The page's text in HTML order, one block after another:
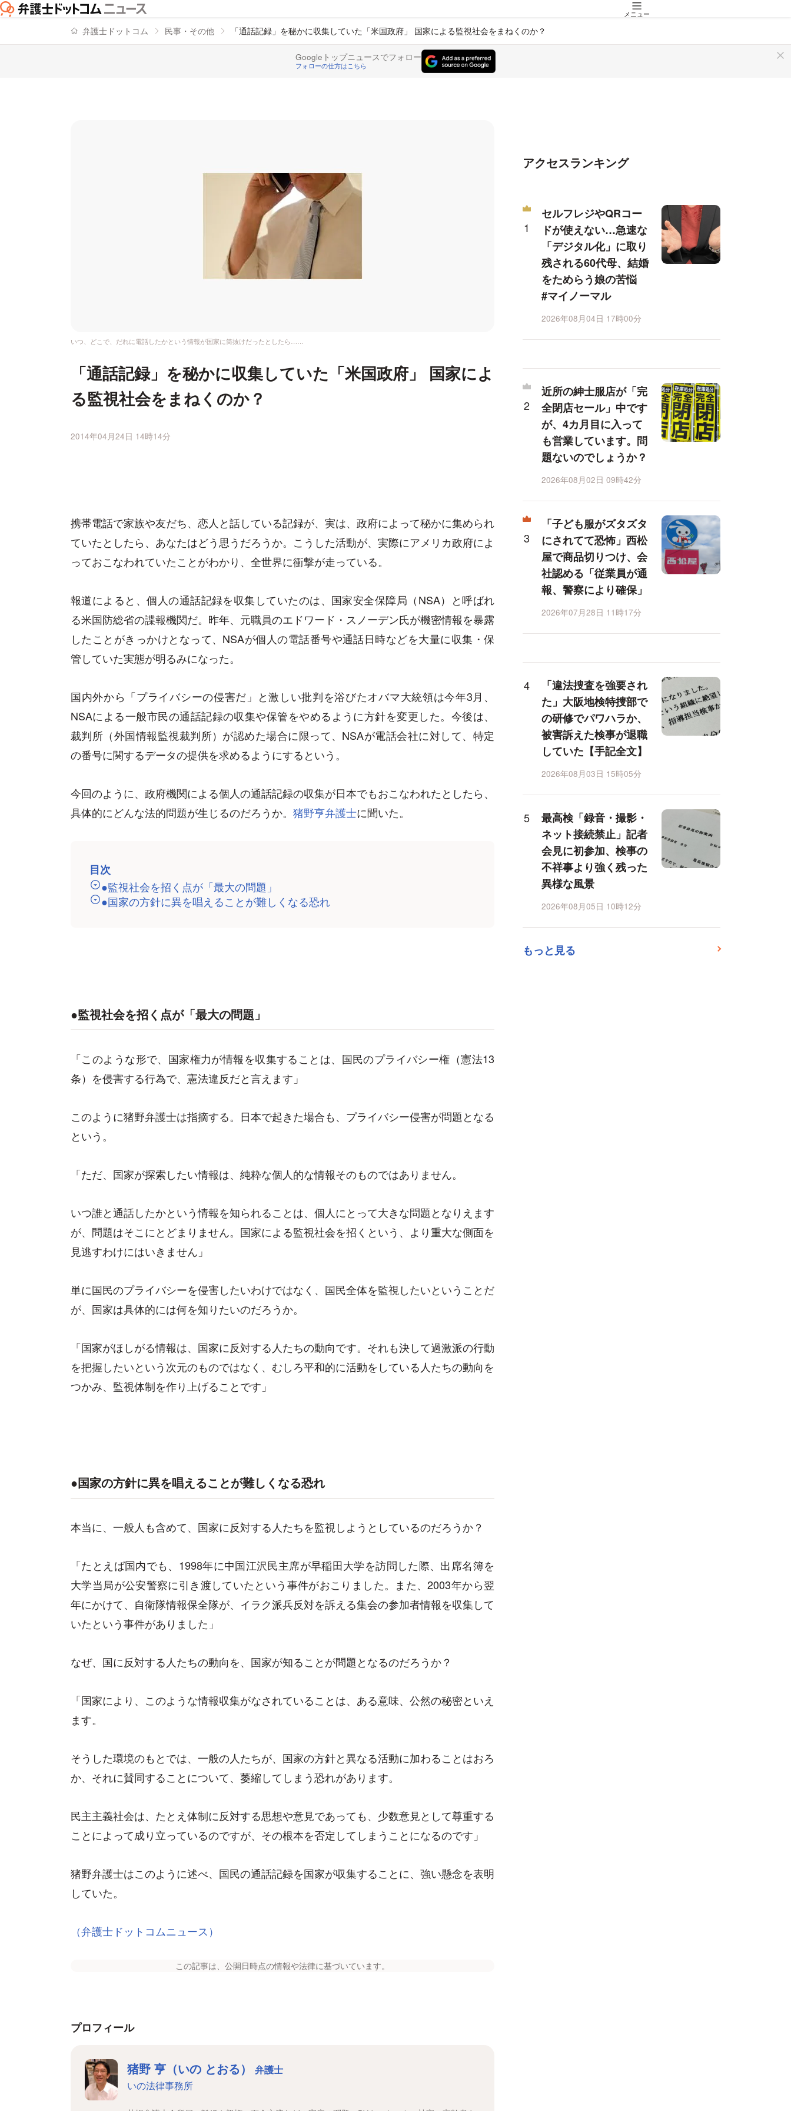
メニュー
弁護士ドットコム 民事・その他 「通話記録」を秘かに収集していた「米国政府」 国家による監視社会をまねくのか？
Googleトップニュースでフォロー
フォローの仕方はこちら
いつ、どこで、だれに電話したかという情報が国家に筒抜けだったとしたら……
「通話記録」を秘かに収集していた「米国政府」 国家によ
る監視社会をまねくのか？
2014年04月24日 14時14分
携帯電話で家族や友だち、恋人と話している記録が、実は、政府によって秘かに集められ
ていたとしたら、あなたはどう思うだろうか。こうした活動が、実際にアメリカ政府によ
っておこなわれていたことがわかり、全世界に衝撃が走っている。
報道によると、個人の通話記録を収集していたのは、国家安全保障局（NSA）と呼ばれ
る米国防総省の諜報機関だ。昨年、元職員のエドワード・スノーデン氏が機密情報を暴露
したことがきっかけとなって、NSAが個人の電話番号や通話日時などを大量に収集・保
管していた実態が明るみになった。
国内外から「プライバシーの侵害だ」と激しい批判を浴びたオバマ大統領は今年3月、
NSAによる一般市民の通話記録の収集や保管をやめるように方針を変更した。今後は、
裁判所（外国情報監視裁判所）が認めた場合に限って、NSAが電話会社に対して、特定
の番号に関するデータの提供を求めるようにするという。
今回のように、政府機関による個人の通話記録の収集が日本でもおこなわれたとしたら、
具体的にどんな法的問題が生じるのだろうか。 猪野亨弁護士に聞いた。
目次
●監視社会を招く点が「最大の問題」
●国家の方針に異を唱えることが難しくなる恐れ
●監視社会を招く点が「最大の問題」
「このような形で、国家権力が情報を収集することは、国民のプライバシー権（憲法13
条）を侵害する行為で、憲法違反だと言えます」
このように猪野弁護士は指摘する。日本で起きた場合も、プライバシー侵害が問題となる
という。
「ただ、国家が探索したい情報は、純粋な個人的な情報そのものではありません。
いつ誰と通話したかという情報を知られることは、個人にとって大きな問題となりえます
が、問題はそこにとどまりません。国家による監視社会を招くという、より重大な側面を
見逃すわけにはいきません」
単に国民のプライバシーを侵害したいわけではなく、国民全体を監視したいということだ
が、国家は具体的には何を知りたいのだろうか。
「国家がほしがる情報は、国家に反対する人たちの動向です。それも決して過激派の行動
を把握したいという次元のものではなく、むしろ平和的に活動をしている人たちの動向を
つかみ、監視体制を作り上げることです」
●国家の方針に異を唱えることが難しくなる恐れ
本当に、一般人も含めて、国家に反対する人たちを監視しようとしているのだろうか？
「たとえば国内でも、1998年に中国江沢民主席が早稲田大学を訪問した際、出席名簿を
大学当局が公安警察に引き渡していたという事件がおこりました。また、2003年から翌
年にかけて、自衛隊情報保全隊が、イラク派兵反対を訴える集会の参加者情報を収集して
いたという事件がありました」
なぜ、国に反対する人たちの動向を、国家が知ることが問題となるのだろうか？
「国家により、このような情報収集がなされていることは、ある意味、公然の秘密といえ
ます。
そうした環境のもとでは、一般の人たちが、国家の方針と異なる活動に加わることはおろ
か、それに賛同することについて、萎縮してしまう恐れがあります。
民主主義社会は、たとえ体制に反対する思想や意見であっても、少数意見として尊重する
ことによって成り立っているのですが、その根本を否定してしまうことになるのです」
猪野弁護士はこのように述べ、国民の通話記録を国家が収集することに、強い懸念を表明
していた。
（弁護士ドットコムニュース）
この記事は、公開日時点の情報や法律に基づいています。
プロフィール
猪野 亨（いの とおる） 弁護士
いの法律事務所
アクセスランキング
セルフレジやQRコー
ドが使えない…急速な
「デジタル化」に取り
残される60代母、結婚
をためらう娘の苦悩
#マイノーマル
2026年08月04日 17時00分
近所の紳士服店が「完
全閉店セール」中です
が、4カ月目に入って
も営業しています。問
題ないのでしょうか？
2026年08月02日 09時42分
「子ども服がズタズタ
にされてて恐怖」西松
屋で商品切りつけ、会
社認める「従業員が通
報、警察により確保」
2026年07月28日 11時17分
「違法捜査を強要され
た」大阪地検特捜部で
の研修でパワハラか、
被害訴えた検事が退職
していた【手記全文】
2026年08月03日 15時05分
最高検「録音・撮影・
ネット接続禁止」記者
会見に初参加、検事の
不祥事より強く残った
異様な風景
2026年08月05日 10時12分
もっと見る